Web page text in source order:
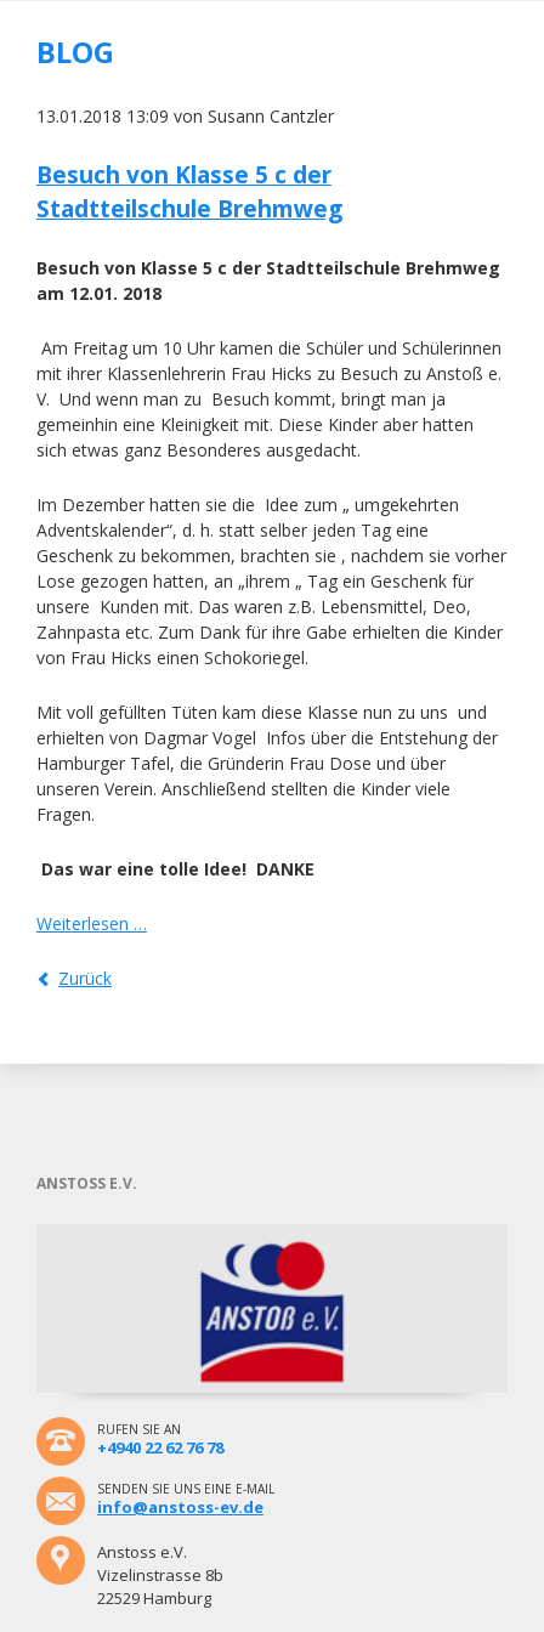
BLOG
13.01.2018 13:09 von Susann Cantzler
Besuch von Klasse 5 c der
Stadtteilschule Brehmweg
Besuch von Klasse 5 c der Stadtteilschule Brehmweg
am 12.01. 2018
Am Freitag um 10 Uhr kamen die Schüler und Schülerinnen
mit ihrer Klassenlehrerin Frau Hicks zu Besuch zu Anstoß e.
V. Und wenn man zu Besuch kommt, bringt man ja
gemeinhin eine Kleinigkeit mit. Diese Kinder aber hatten
sich etwas ganz Besonderes ausgedacht.
Im Dezember hatten sie die Idee zum „ umgekehrten
Adventskalender“, d. h. statt selber jeden Tag eine
Geschenk zu bekommen, brachten sie , nachdem sie vorher
Lose gezogen hatten, an „ihrem „ Tag ein Geschenk für
unsere Kunden mit. Das waren z.B. Lebensmittel, Deo,
Zahnpasta etc. Zum Dank für ihre Gabe erhielten die Kinder
von Frau Hicks einen Schokoriegel.
Mit voll gefüllten Tüten kam diese Klasse nun zu uns und
erhielten von Dagmar Vogel Infos über die Entstehung der
Hamburger Tafel, die Gründerin Frau Dose und über
unseren Verein. Anschließend stellten die Kinder viele
Fragen.
Das war eine tolle Idee! DANKE
Weiterlesen …Besuch
Zurück
ANSTOSS E.V.
RUFEN SIE AN
+4940 22 62 76 78
SENDEN SIE UNS EINE E-MAIL
info@anstoss-ev.de
Anstoss e.V.
Vizelinstrasse 8b
22529 Hamburg